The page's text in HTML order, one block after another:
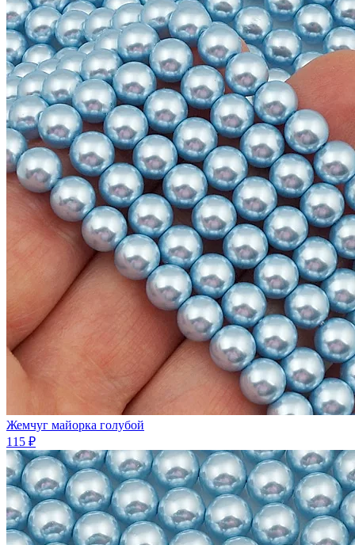
Жемчуг майорка голубой
115 ₽